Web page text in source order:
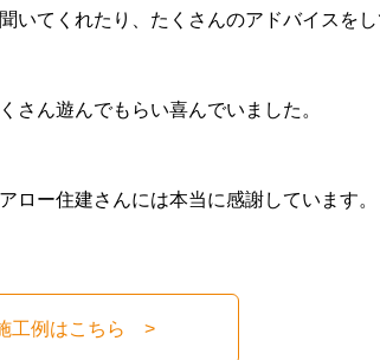
てくれたり、たくさんのアドバイスをし
さん遊んでもらい喜んでいました。
ロー住建さんには本当に感謝しています。
工例はこちら >